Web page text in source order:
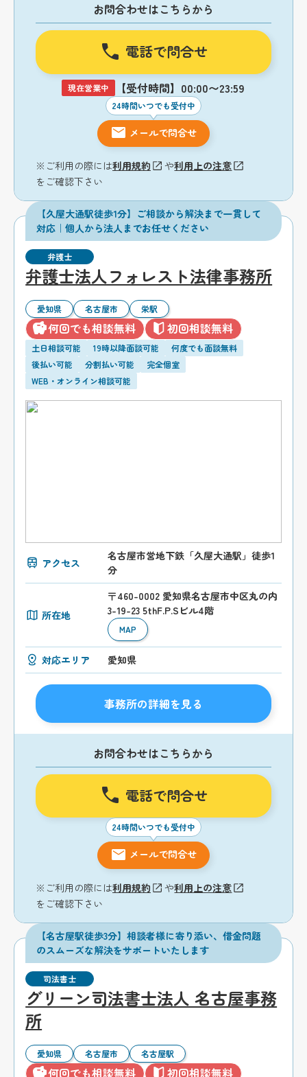
お問合わせはこちらから
電話で問合せ
現在営業中 【受付時間】00:00〜23:59
24時間いつでも受付中
メールで問合せ
※ご利用の際には利用規約 や利用上の注意
をご確認下さい
【久屋大通駅徒歩1分】ご相談から解決まで一貫して
対応｜個人から法人までお任せください
弁護士
弁護士法人フォレスト法律事務所
愛知県 名古屋市 栄駅
何回でも相談無料 初回相談無料
土日相談可能 19時以降面談可能
何度でも面談無料
後払い可能
分割払い可能
完全個室
WEB・オンライン相談可能
アクセス
名古屋市営地下鉄「久屋大通駅」徒歩1
分
所在地
〒460-0002 愛知県名古屋市中区丸の内
3-19-23 5thF.P.Sビル4階
MAP
対応エリア 愛知県
事務所の詳細を見る
お問合わせはこちらから
電話で問合せ
24時間いつでも受付中
メールで問合せ
※ご利用の際には利用規約 や利用上の注意
をご確認下さい
【名古屋駅徒歩3分】相談者様に寄り添い、借金問題
のスムーズな解決をサポートいたします
司法書士
グリーン司法書士法人 名古屋事務
所
愛知県 名古屋市 名古屋駅
何回でも相談無料 初回相談無料